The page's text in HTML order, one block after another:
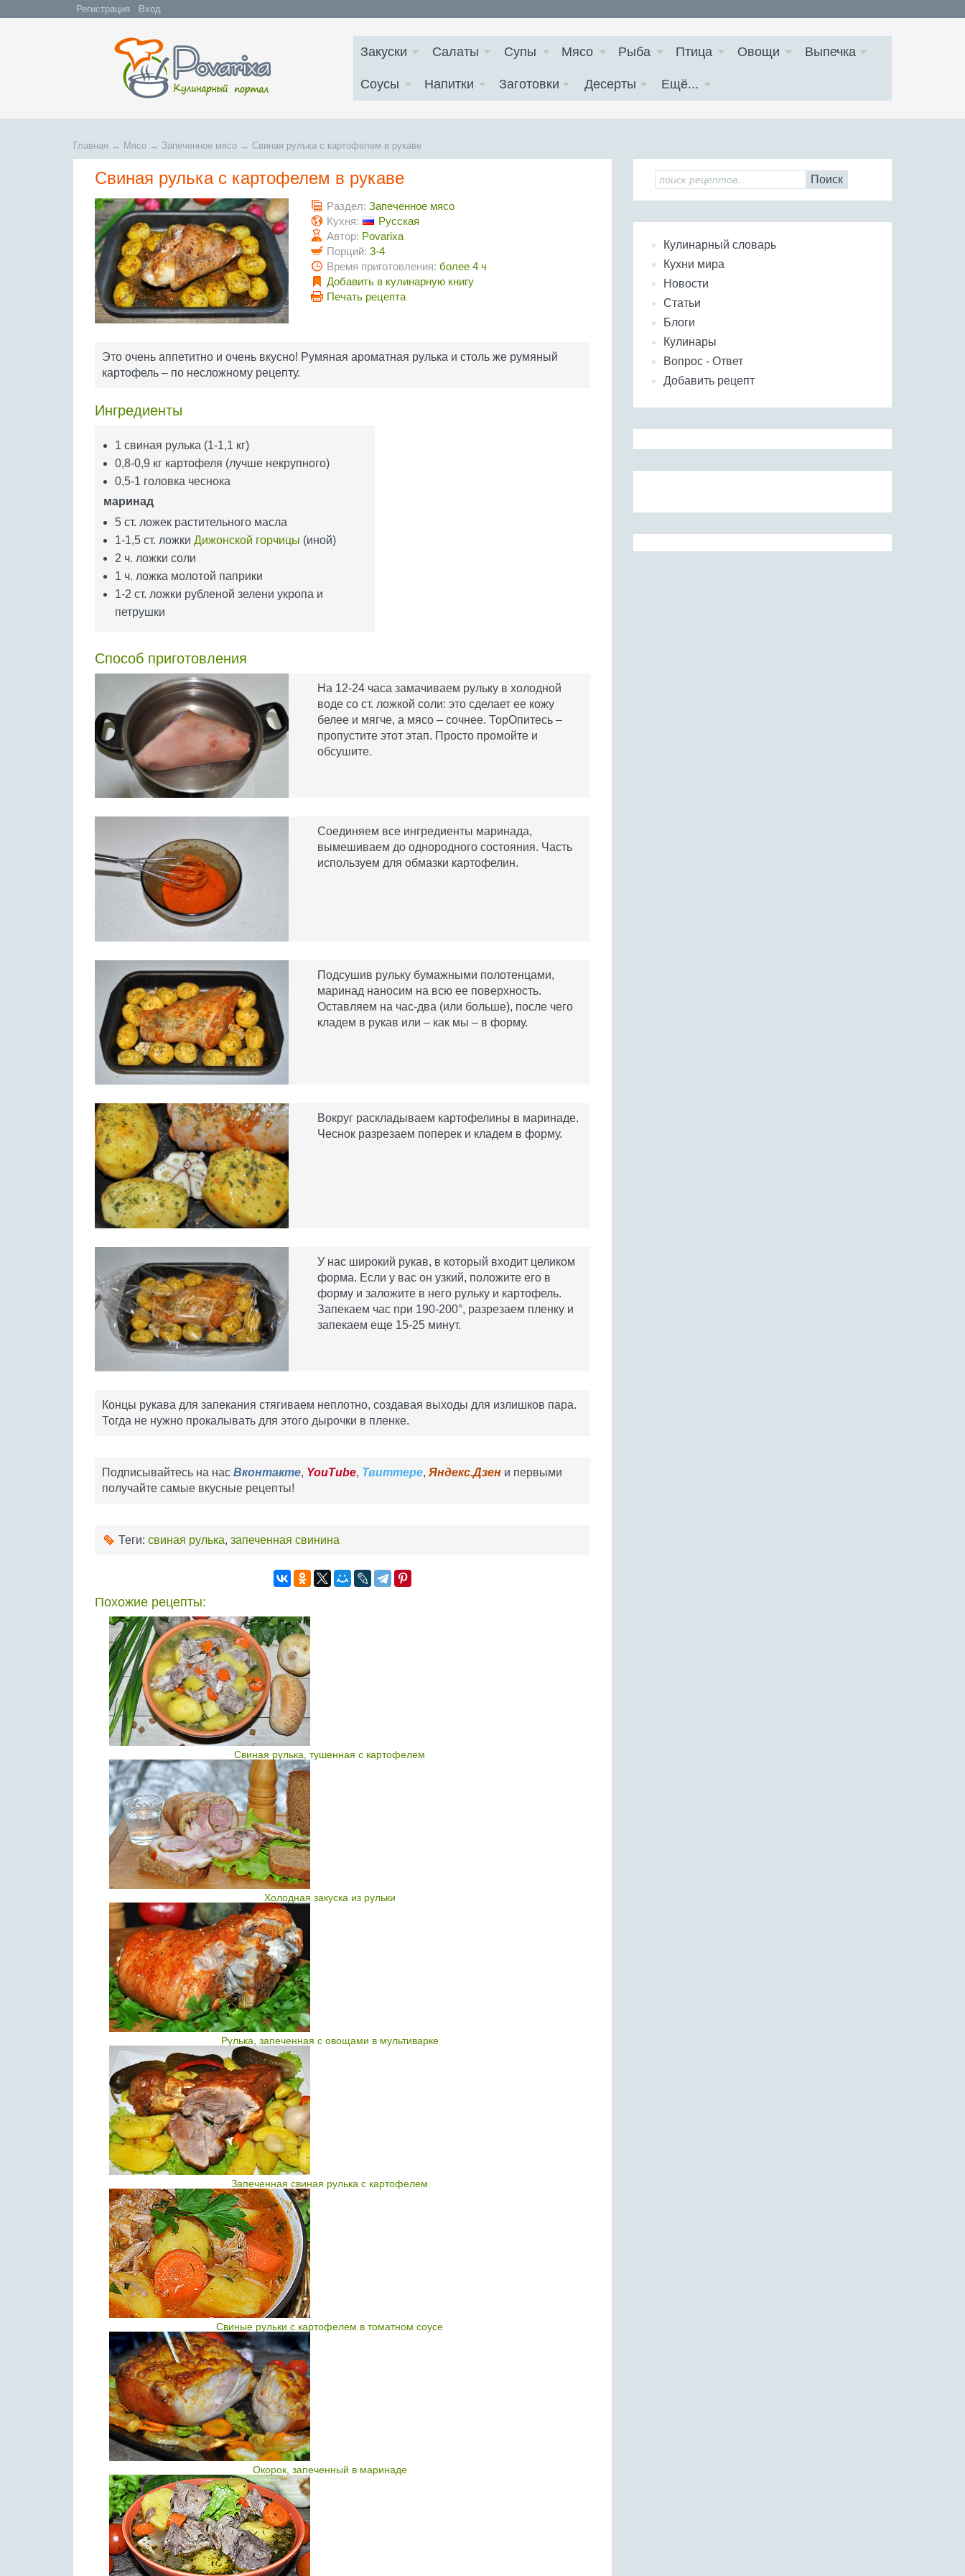
Регистрация Вход
Закуски Салаты Супы Мясо Рыба Птица Овощи Выпечка
Соусы Напитки Заготовки Десерты Ещё...
Главная → Мясо → Запеченное мясо → Свиная рулька с картофелем в рукаве
Свиная рулька с картофелем в рукаве
Раздел: Запеченное мясо
Кухня:
Русская
Автор: Povarixa
Порций: 3-4
Время приготовления: более 4 ч
Добавить в кулинарную книгу
Печать рецепта
Это очень аппетитно и очень вкусно! Румяная ароматная рулька и столь же румяный
картофель – по несложному рецепту.
Ингредиенты
1 свиная рулька (1-1,1 кг)
0,8-0,9 кг картофеля (лучше некрупного)
0,5-1 головка чеснока
маринад
5 ст. ложек растительного масла
1-1,5 ст. ложки Дижонской горчицы (иной)
2 ч. ложки соли
1 ч. ложка молотой паприки
1-2 ст. ложки рубленой зелени укропа и
петрушки
Способ приготовления
На 12-24 часа замачиваем рульку в холодной
воде со ст. ложкой соли: это сделает ее кожу
белее и мягче, а мясо – сочнее. ТорОпитесь –
пропустите этот этап. Просто промойте и
обсушите.
Соединяем все ингредиенты маринада,
вымешиваем до однородного состояния. Часть
используем для обмазки картофелин.
Подсушив рульку бумажными полотенцами,
маринад наносим на всю ее поверхность.
Оставляем на час-два (или больше), после чего
кладем в рукав или – как мы – в форму.
Вокруг раскладываем картофелины в маринаде.
Чеснок разрезаем поперек и кладем в форму.
У нас широкий рукав, в который входит целиком
форма. Если у вас он узкий, положите его в
форму и заложите в него рульку и картофель.
Запекаем час при 190-200°, разрезаем пленку и
запекаем еще 15-25 минут.
Концы рукава для запекания стягиваем неплотно, создавая выходы для излишков пара.
Тогда не нужно прокалывать для этого дырочки в пленке.
Подписывайтесь на нас Вконтакте, YouTube, Твиттере, Яндекс.Дзен и первыми
получайте самые вкусные рецепты!
Теги: свиная рулька, запеченная свинина
Похожие рецепты:
Свиная рулька, тушенная с картофелем
Холодная закуска из рульки
Рулька, запеченная с овощами в мультиварке
Запеченная свиная рулька с картофелем
Свиные рульки с картофелем в томатном соусе
Окорок, запеченный в маринаде
Поиск
Кулинарный словарь
Кухни мира
Новости
Статьи
Блоги
Кулинары
Вопрос - Ответ
Добавить рецепт